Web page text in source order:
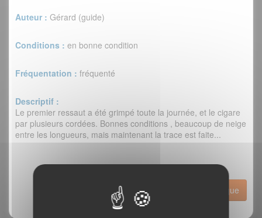
Auteur : Gérard (guide)
Conditions : en bonne condition
Fréquentation : fréquenté
Descriptif :
Le premier ressaut a été grimpé toute la journée, et le cigare
par plusieurs cordées. Bonnes conditions , beaucoup de neige
entre les longueurs, mais maintenant la trace est faite...
Historique